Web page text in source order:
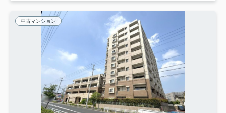
中古マンション